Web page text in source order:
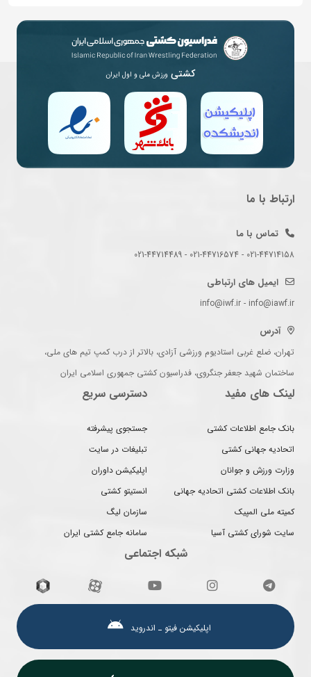
کشتی ورزش ملی و اول ایران
ارتباط با ما
تماس با ما
021-44714158 - 021-44716574 - 021-44714489
ایمیل های ارتباطی
info@iwf.ir - info@iawf.ir
آدرس
تهران، ضلع غربی استادیوم ورزشی آزادی، بالاتر از درب کمپ تیم های ملی،
ساختمان شهید جعفر جنگروی، فدراسیون کشتی جمهوری اسلامی ایران
لینک های مفید
بانک جامع اطلاعات کشتی
اتحادیه جهانی کشتی
وزارت ورزش و جوانان
بانک اطلاعات کشتی اتحادیه جهانی
کمیته ملی المپیک
سایت شورای کشتی آسیا
دسترسی سریع
جستجوی پیشرفته
تبلیغات در سایت
اپلیکیشن داوران
انستیتو کشتی
سازمان لیگ
سامانه جامع کشتی ایران
شبکه اجتماعی
اپلیکیشن فیتو ـ اندروید